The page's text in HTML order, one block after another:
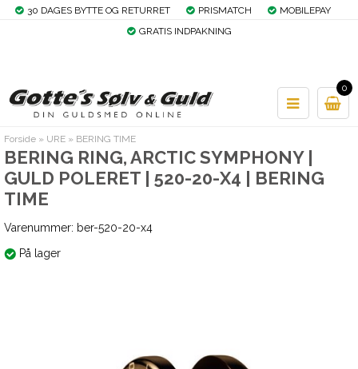
30 DAGES BYTTE OG RETURRET PRISMATCH
MOBILEPAY
GRATIS INDPAKNING
0
Forside » URE » BERING TIME
BERING RING, ARCTIC SYMPHONY |
GULD POLERET | 520-20-X4 | BERING
TIME
Varenummer: ber-520-20-x4
På lager